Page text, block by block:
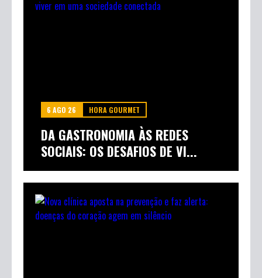
6 AGO 26 HORA GOURMET
DA GASTRONOMIA ÀS REDES
SOCIAIS: OS DESAFIOS DE VI...